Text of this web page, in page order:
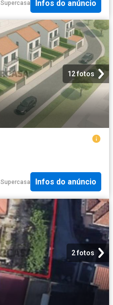
Supercasa Infos do anúncio
12 fotos
Supercasa Infos do anúncio
2 fotos